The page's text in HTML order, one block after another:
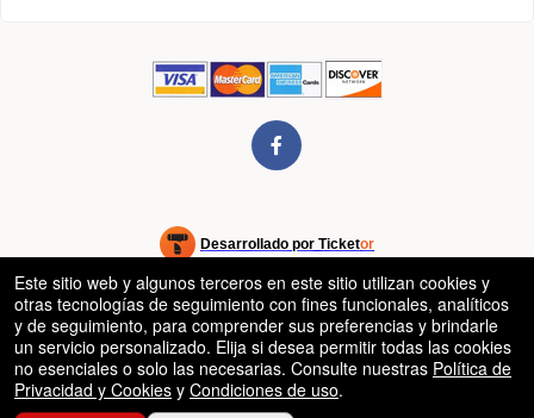
Desarrollado por Ticketor
Sistema de venta de entradas y taquilla de Ticketor
Software de venta de entradas y taquilla para recintos, teatros y
estadios
© Todos los Derechos Reservados.
50.28.84.148
Condiciones de uso
Este sitio web y algunos terceros en este sitio utilizan cookies y
otras tecnologías de seguimiento con fines funcionales, analíticos
y de seguimiento, para comprender sus preferencias y brindarle
un servicio personalizado. Elija si desea permitir todas las cookies
no esenciales o solo las necesarias. Consulte nuestras Política de
Privacidad y Cookies y Condiciones de uso.